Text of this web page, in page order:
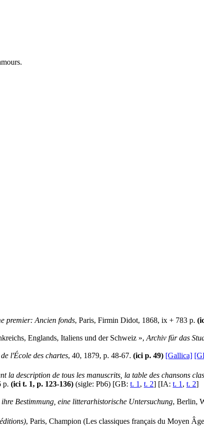
premier: Ancien fonds, Paris, Firmin Didot, 1868, ix + 783 p.
Englands, Italiens und der Schweiz », Archiv für das
l'École des chartes, 40, 1879, p. 48-67. (ici p. 49) [Gallica]
la description de tous les manuscrits, la table des chansons
p. (ici t. 1, p. 123-136) (sigle: Pb6) [GB: t. 1 , t. 2] [IA: t. 1 , t. 2]
Bestimmung, eine litterarhistorische Untersuchung, Berlin,
, Paris, Champion (Les classiques français du Moyen